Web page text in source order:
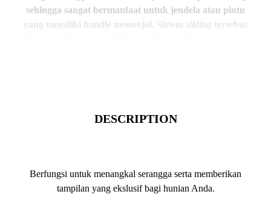
sehingga sangat bermanfaat untuk jendela atau pintu
yang memiliki handle menonjol. Sistem sliding tersebut
DESCRIPTION
Berfungsi untuk menangkal serangga serta memberikan
tampilan yang ekslusif bagi hunian Anda.